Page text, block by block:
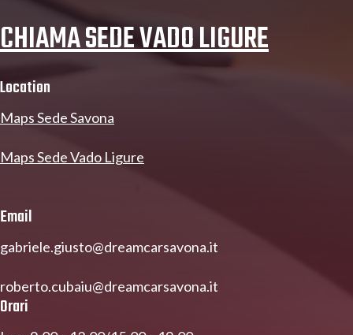
CHIAMA SEDE VADO LIGURE
Location
Maps Sede Savona
Maps Sede Vado Ligure
Email
gabriele.giusto@dreamcarsavona.it
roberto.cubaiu@dreamcarsavona.it
Orari